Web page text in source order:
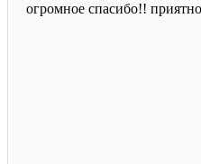
огромное спасибо!!